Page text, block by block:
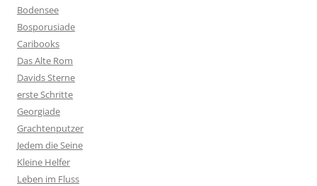
Bodensee
Bosporusiade
Caribooks
Das Alte Rom
Davids Sterne
erste Schritte
Georgiade
Grachtenputzer
Jedem die Seine
Kleine Helfer
Leben im Fluss